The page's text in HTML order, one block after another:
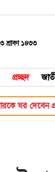
শ্রাবণ ১৪৩৩
প্রচ্ছদ